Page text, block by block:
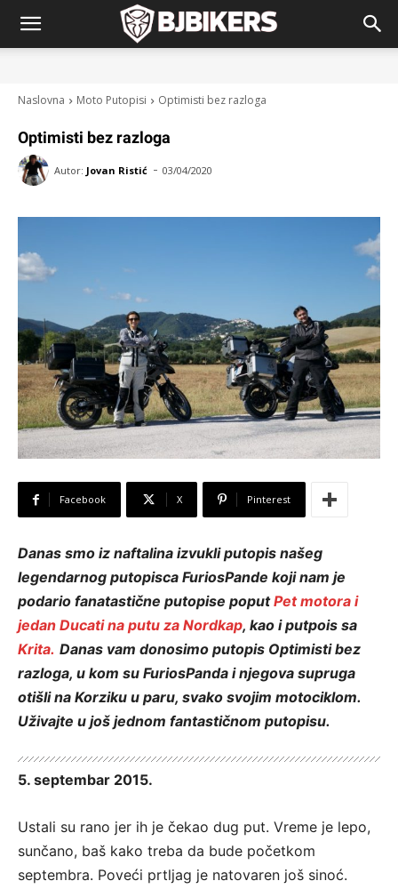
Naslovna Moto Putopisi Optimisti bez razloga
Optimisti bez razloga
Autor: Jovan Ristić - 03/04/2020
Facebook X Pinterest
Danas smo iz naftalina izvukli putopis našeg
legendarnog putopisca FuriosPande koji nam je
podario fanatastične putopise poputPet motora i
jedan Ducati na putu za Nordkap, kao i putpois sa
Krita. Danas vam donosimo putopis Optimisti bez
razloga, u kom su FuriosPanda i njegova supruga
otišli na Korziku u paru, svako svojim motociklom.
Uživajte u još jednom fantastičnom putopisu.
5. septembar 2015.
Ustali su rano jer ih je čekao dug put. Vreme je lepo,
sunčano, baš kako treba da bude početkom
septembra. Poveći prtljag je natovaren još sinoć.